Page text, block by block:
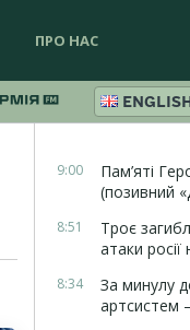
ПРО НАС
9:00
Пам’яті
(позивний
8:51
Троє
атаки
8:34
За минулу